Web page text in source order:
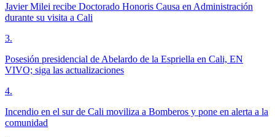
Javier Milei recibe Doctorado Honoris Causa en Administración
durante su visita a Cali
3.
Posesión presidencial de Abelardo de la Espriella en Cali, EN
VIVO; siga las actualizaciones
4.
Incendio en el sur de Cali moviliza a Bomberos y pone en alerta a la
comunidad